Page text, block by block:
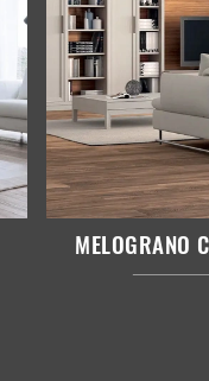
MELOGRANO